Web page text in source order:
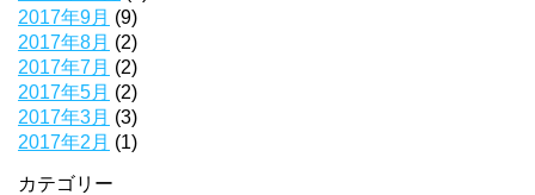
2017年9月 (9)
2017年8月 (2)
2017年7月 (2)
2017年5月 (2)
2017年3月 (3)
2017年2月 (1)
カテゴリー